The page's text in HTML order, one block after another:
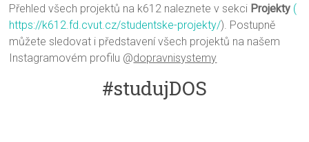
Přehled všech projektů na k612 naleznete v sekci Projekty (
https://k612.fd.cvut.cz/studentske-projekty/). Postupně
můžete sledovat i představení všech projektů na našem
Instagramovém profilu @dopravnisystemy
#studujDOS